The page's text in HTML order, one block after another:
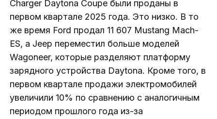
Charger Daytona Coupe были проданы в
первом квартале 2025 года. Это низко. В то
же время Ford продал 11 607 Mustang Mach-
ES, а Jeep переместил больше моделей
Wagoneer, которые разделяют платформу
зарядного устройства Daytona. Кроме того, в
первом квартале продажи электромобилей
увеличили 10% по сравнению с аналогичным
периодом прошлого года из-за